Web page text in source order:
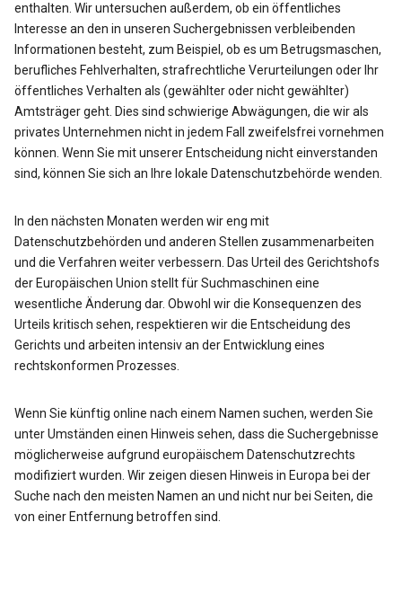
enthalten. Wir untersuchen außerdem, ob ein öffentliches
Interesse an den in unseren Suchergebnissen verbleibenden
Informationen besteht, zum Beispiel, ob es um Betrugsmaschen,
berufliches Fehlverhalten, strafrechtliche Verurteilungen oder Ihr
öffentliches Verhalten als (gewählter oder nicht gewählter)
Amtsträger geht. Dies sind schwierige Abwägungen, die wir als
privates Unternehmen nicht in jedem Fall zweifelsfrei vornehmen
können. Wenn Sie mit unserer Entscheidung nicht einverstanden
sind, können Sie sich an Ihre lokale Datenschutzbehörde wenden.
In den nächsten Monaten werden wir eng mit
Datenschutzbehörden und anderen Stellen zusammenarbeiten
und die Verfahren weiter verbessern. Das Urteil des Gerichtshofs
der Europäischen Union stellt für Suchmaschinen eine
wesentliche Änderung dar. Obwohl wir die Konsequenzen des
Urteils kritisch sehen, respektieren wir die Entscheidung des
Gerichts und arbeiten intensiv an der Entwicklung eines
rechtskonformen Prozesses.
Wenn Sie künftig online nach einem Namen suchen, werden Sie
unter Umständen einen Hinweis sehen, dass die Suchergebnisse
möglicherweise aufgrund europäischem Datenschutzrechts
modifiziert wurden. Wir zeigen diesen Hinweis in Europa bei der
Suche nach den meisten Namen an und nicht nur bei Seiten, die
von einer Entfernung betroffen sind.